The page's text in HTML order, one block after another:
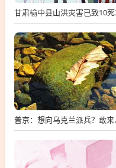
普京：想